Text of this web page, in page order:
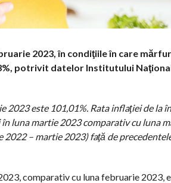
2023, în condiţiile în care
potrivit datelor Institutului
este 101,01%. Rata inflaţiei de la
luna martie 2023 comparativ cu luna
– martie 2023) faţă de
comparativ cu luna februarie 2023,